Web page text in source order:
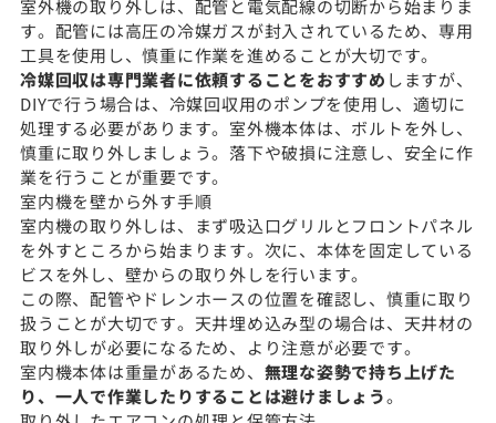
室外機の取り外しは、配管と電気配線の切断から始まりま
す。配管には高圧の冷媒ガスが封入されているため、専用
工具を使用し、慎重に作業を進めることが大切です。
冷媒回収は専門業者に依頼することをおすすめ しますが、
DIYで行う場合は、冷媒回収用のポンプを使用し、適切に
処理する必要があります。室外機本体は、ボルトを外し、
慎重に取り外しましょう。落下や破損に注意し、安全に作
業を行うことが重要です。
室内機を壁から外す手順
室内機の取り外しは、まず吸込口グリルとフロントパネル
を外すところから始まります。次に、本体を固定している
ビスを外し、壁からの取り外しを行います。
この際、配管やドレンホースの位置を確認し、慎重に取り
扱うことが大切です。天井埋め込み型の場合は、天井材の
取り外しが必要になるため、より注意が必要です。
室内機本体は重量があるため、 無理な姿勢で持ち上げた
り、一人で作業したりすることは避けましょう。